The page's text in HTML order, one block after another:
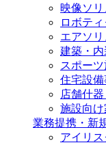
映像ソ
ロボテ
エアソ
建築・
スポー
住宅設備
店舗什
施設向
業務提携・新
アイリ